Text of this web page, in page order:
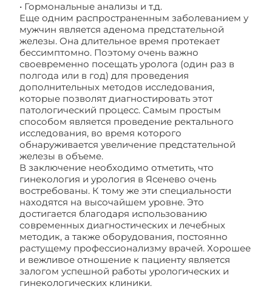
• Гормональные анализы и т.д.
Еще одним распространенным заболеванием у
мужчин является аденома предстательной
железы. Она длительное время протекает
бессимптомно. Поэтому очень важно
своевременно посещать уролога (один раз в
полгода или в год) для проведения
дополнительных методов исследования,
которые позволят диагностировать этот
патологический процесс. Самым простым
способом является проведение ректального
исследования, во время которого
обнаруживается увеличение предстательной
железы в объеме.
В заключение необходимо отметить, что
гинекология и урология в Ясенево очень
востребованы. К тому же эти специальности
находятся на высочайшем уровне. Это
достигается благодаря использованию
современных диагностических и лечебных
методик, а также оборудования, постоянно
растущему профессионализму врачей. Хорошее
и вежливое отношение к пациенту является
залогом успешной работы урологических и
гинекологических клиники.